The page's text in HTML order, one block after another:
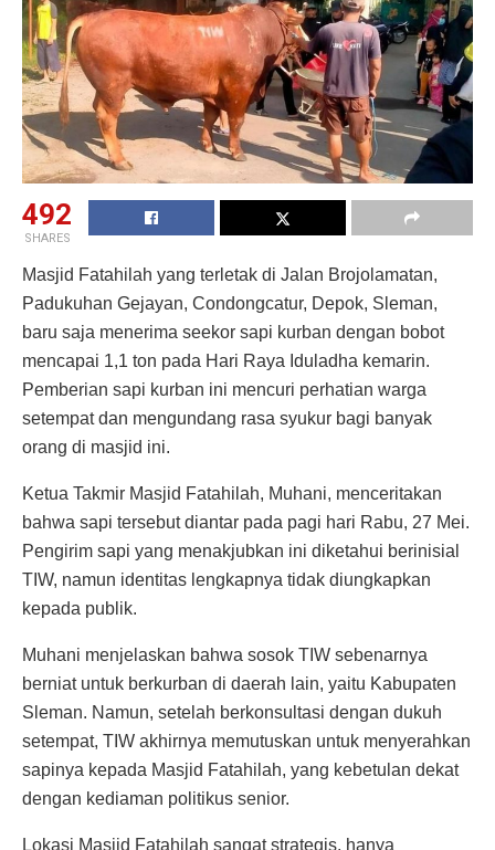
492
SHARES
Masjid Fatahilah yang terletak di Jalan Brojolamatan,
Padukuhan Gejayan, Condongcatur, Depok, Sleman,
baru saja menerima seekor sapi kurban dengan bobot
mencapai 1,1 ton pada Hari Raya Iduladha kemarin.
Pemberian sapi kurban ini mencuri perhatian warga
setempat dan mengundang rasa syukur bagi banyak
orang di masjid ini.
Ketua Takmir Masjid Fatahilah, Muhani, menceritakan
bahwa sapi tersebut diantar pada pagi hari Rabu, 27 Mei.
Pengirim sapi yang menakjubkan ini diketahui berinisial
TIW, namun identitas lengkapnya tidak diungkapkan
kepada publik.
Muhani menjelaskan bahwa sosok TIW sebenarnya
berniat untuk berkurban di daerah lain, yaitu Kabupaten
Sleman. Namun, setelah berkonsultasi dengan dukuh
setempat, TIW akhirnya memutuskan untuk menyerahkan
sapinya kepada Masjid Fatahilah, yang kebetulan dekat
dengan kediaman politikus senior.
Lokasi Masjid Fatahilah sangat strategis, hanya